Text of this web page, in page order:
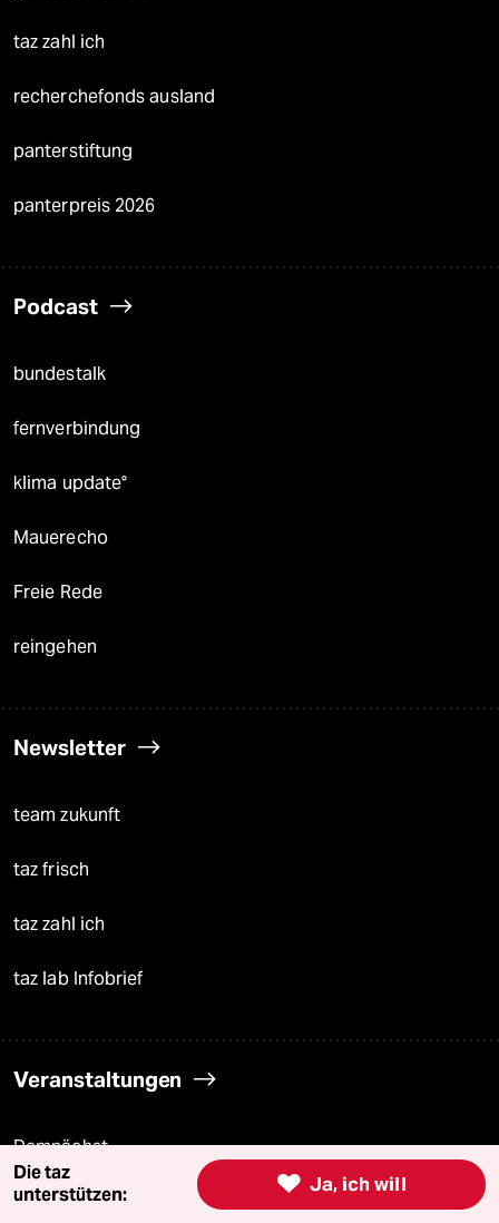
taz zahl ich
recherchefonds ausland
panterstiftung
panterpreis 2026
Podcast
bundestalk
fernverbindung
klima update°
Mauerecho
Freie Rede
reingehen
Newsletter
team zukunft
taz frisch
taz zahl ich
taz lab Infobrief
Veranstaltungen
Demnächst
Vor Ort
 Ja, ich will
Die taz
unterstützen: